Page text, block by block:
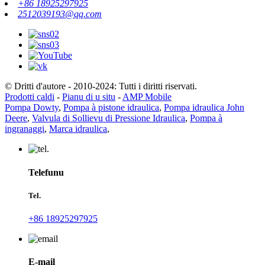
+86 18925297925
2512039193@qq.com
© Dritti d'autore - 2010-2024: Tutti i diritti riservati.
Prodotti caldi - Pianu di u situ -AMP Mobile
Pompa Dowty, Pompa à pistone idraulica, Pompa idraulica John
Deere, Valvula di Sollievu di Pressione Idraulica, Pompa à
ingranaggi, Marca idraulica,
Telefunu
Tel.
+86 18925297925
E-mail